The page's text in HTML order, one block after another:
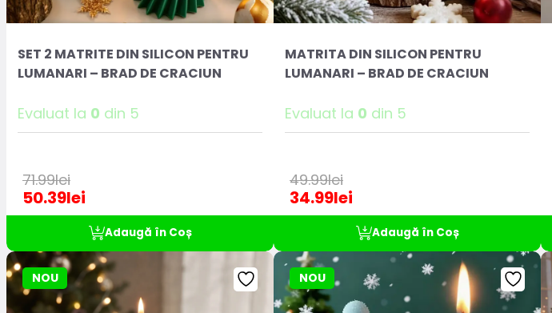
SET 2 MATRITE DIN SILICON PENTRU
LUMANARI – BRAD DE CRACIUN
Evaluat la 0 din 5
71.99lei
50.39lei
Adaugă în Coș
MATRITA DIN SILICON PENTRU
LUMANARI – BRAD DE CRACIUN
Evaluat la 0 din 5
49.99lei
34.99lei
Adaugă în Coș
NOU NOU